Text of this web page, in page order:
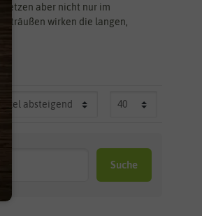
setzen aber nicht nur im
wirken die langen,
Suche